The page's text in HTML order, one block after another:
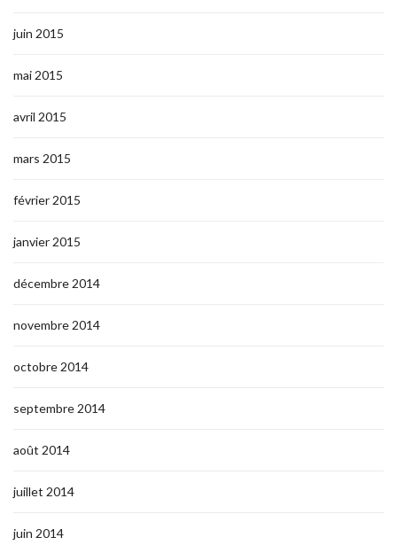
juin 2015
mai 2015
avril 2015
mars 2015
février 2015
janvier 2015
décembre 2014
novembre 2014
octobre 2014
septembre 2014
août 2014
juillet 2014
juin 2014